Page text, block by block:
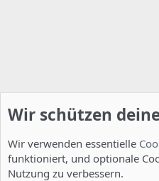
Wir schützen
Wir verwenden essentielle
funktioniert, und optionale
Nutzung zu verbessern.